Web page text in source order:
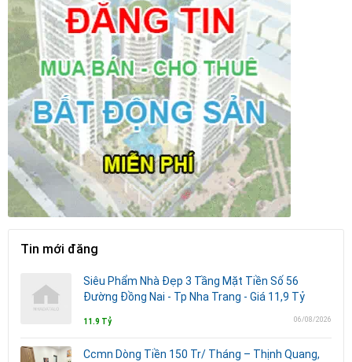
Tin mới đăng
Siêu Phẩm Nhà Đẹp 3 Tầng Mặt Tiền Số 56
Đường Đồng Nai - Tp Nha Trang - Giá 11,9 Tỷ
11.9 Tỷ 06/08/2026
Ccmn Dòng Tiền 150 Tr/ Tháng – Thịnh Quang,